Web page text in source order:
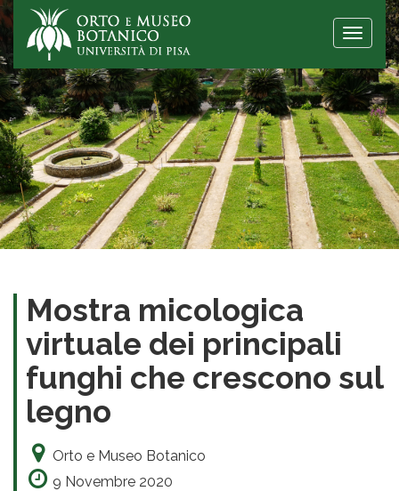
Toggle
Mostra micologica
virtuale dei principali
funghi che crescono sul
legno
Orto e Museo Botanico
9 Novembre 2020